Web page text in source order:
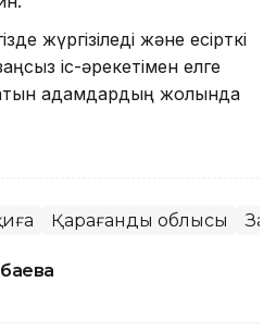
жүргізіледі және есірткі
іс-әрекетімен елге
адамдардың жолында
Қарағанды облысы